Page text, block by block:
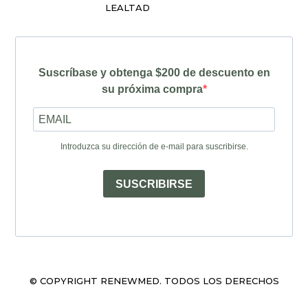
LEALTAD
Suscríbase y obtenga $200 de descuento en
su próxima compra
Introduzca su dirección de e-mail para suscribirse.
SUSCRIBIRSE
© COPYRIGHT RENEWMED. TODOS LOS DERECHOS